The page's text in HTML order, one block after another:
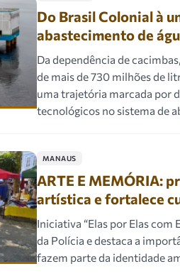
Do Brasil Colonial à
abastecimento de
Da dependência de
de mais de 730 milhões de
uma trajetória marcada por
tecnológicos no sistema de
MANAUS
ARTE E MEMÓRIA:
artística e fortalece
Iniciativa “Elas por Elas com
da Polícia e destaca a
fazem parte da identidade